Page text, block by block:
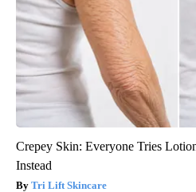
Crepey Skin: Everyone Tries
Instead
Tri Lift Skincare